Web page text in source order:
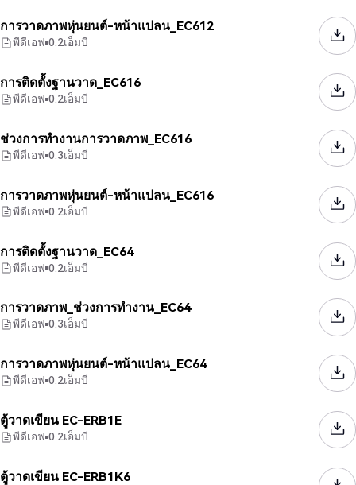
การวาดภาพหุ่นยนต์-หน้าแปลน_EC612
พีดีเอฟ 0.2เอ็มบี
การติดตั้งฐานวาด_EC616
พีดีเอฟ 0.2เอ็มบี
ช่วงการทำงานการวาดภาพ_EC616
พีดีเอฟ 0.3เอ็มบี
การวาดภาพหุ่นยนต์-หน้าแปลน_EC616
พีดีเอฟ 0.2เอ็มบี
การติดตั้งฐานวาด_EC64
พีดีเอฟ 0.2เอ็มบี
การวาดภาพ_ช่วงการทำงาน_EC64
พีดีเอฟ 0.3เอ็มบี
การวาดภาพหุ่นยนต์-หน้าแปลน_EC64
พีดีเอฟ 0.2เอ็มบี
ตู้วาดเขียน EC-ERB1E
พีดีเอฟ 0.2เอ็มบี
ตู้วาดเขียน EC-ERB1K6